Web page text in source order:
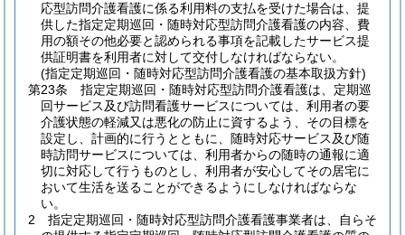
応型訪問介護看護に係る利用料の支払を受けた場合は、提
供した指定定期巡回・随時対応型訪問介護看護の内容、費
用の額その他必要と認められる事項を記載したサービス提
供証明書を利用者に対して交付しなければならない。
(指定定期巡回・随時対応型訪問介護看護の基本取扱方針)
第23条
指定定期巡回・随時対応型訪問介護看護は、定期巡
回サービス及び訪問看護サービスについては、利用者の要
介護状態の軽減又は悪化の防止に資するよう、その目標を
設定し、計画的に行うとともに、随時対応サービス及び随
時訪問サービスについては、利用者からの随時の通報に適
切に対応して行うものとし、利用者が安心してその居宅に
おいて生活を送ることができるようにしなければならな
い。
2
指定定期巡回・随時対応型訪問介護看護事業者は、自らそ